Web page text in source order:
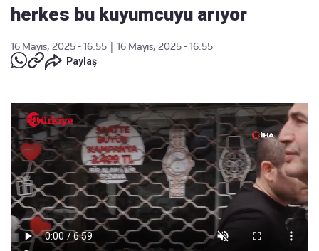
herkes bu kuyumcuyu arıyor
16 Mayıs, 2025 - 16:55
16 Mayıs, 2025 - 16:55
Paylaş